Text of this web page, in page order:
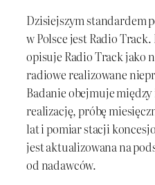
Dzisiejszym standardem
w Polsce jest Radio
opisuje Radio Track jako
radiowe realizowane
Badanie obejmuje
realizację, próbę
lat i pomiar stacji
jest aktualizowana na
od nadawców.